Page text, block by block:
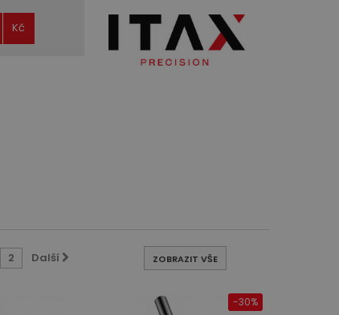
Kč
ZOBRAZIT VŠE
2 Další
-30%